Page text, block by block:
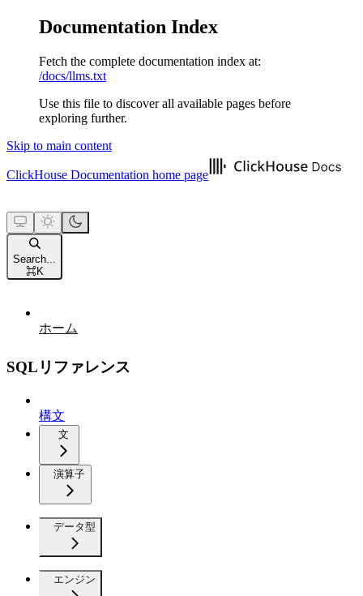
Documentation Index
Fetch the complete documentation index at:
/docs/llms.txt
Use this file to discover all available pages before
exploring further.
Skip to main content
ClickHouse Documentation home page
Search...
⌘K
ホーム
SQLリファレンス
構文
文
演算子
データ型
エンジン